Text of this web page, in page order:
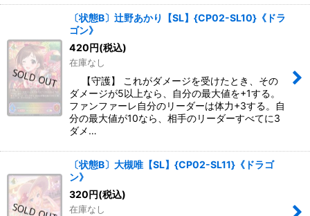
〔状態B〕辻野あかり【SL】{CP02-SL10}《ドラ
ゴン》
420円(税込)
在庫なし
【守護】 これがダメージを受けたとき、その
ダメージが5以上なら、自分の最大値を+1する。
ファンファーレ自分のリーダーは体力+3する。自
分の最大値が10なら、相手のリーダーすべてに3
ダメ…
〔状態B〕大槻唯【SL】{CP02-SL11}《ドラゴ
ン》
320円(税込)
在庫なし